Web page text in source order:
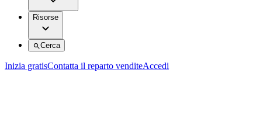
Risorse
Cerca
Inizia gratisContatta il reparto venditeAccedi